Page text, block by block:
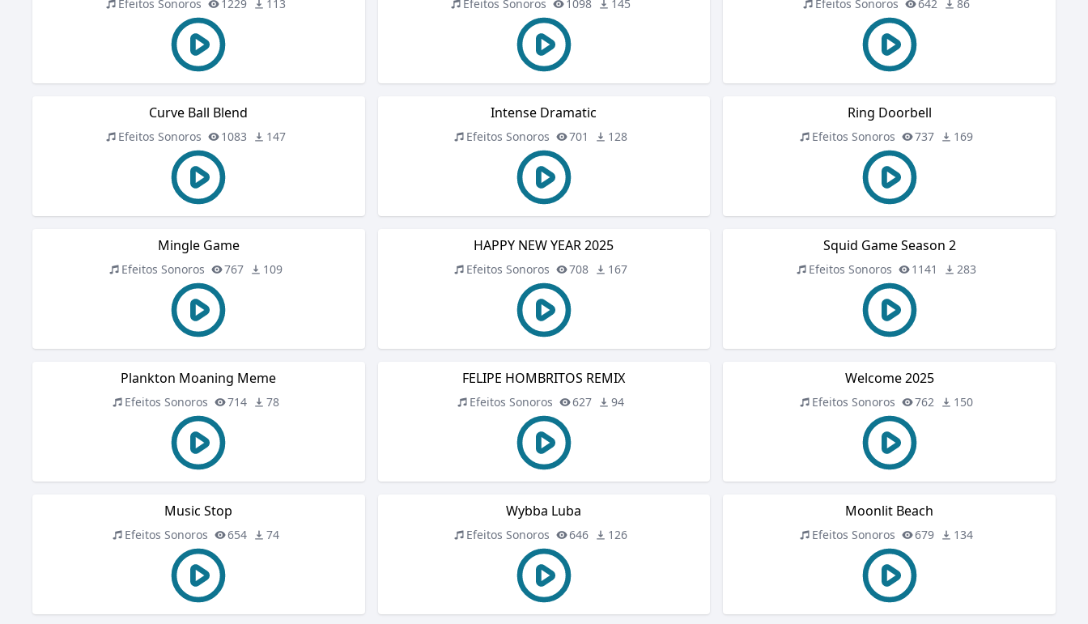
Efeitos Sonoros 1229 113 Efeitos Sonoros 1098 145 Efeitos Sonoros 642 86
Curve Ball Blend
Efeitos Sonoros 1083 147
Intense Dramatic
Efeitos Sonoros 701 128
Ring Doorbell
Efeitos Sonoros 737 169
Mingle Game
Efeitos Sonoros 767 109
HAPPY NEW YEAR 2025
Efeitos Sonoros 708 167
Squid Game Season 2
Efeitos Sonoros 1141 283
Plankton Moaning Meme
Efeitos Sonoros 714 78
FELIPE HOMBRITOS REMIX
Efeitos Sonoros 627 94
Welcome 2025
Efeitos Sonoros 762 150
Music Stop
Efeitos Sonoros 654 74
Wybba Luba
Efeitos Sonoros 646 126
Moonlit Beach
Efeitos Sonoros 679 134